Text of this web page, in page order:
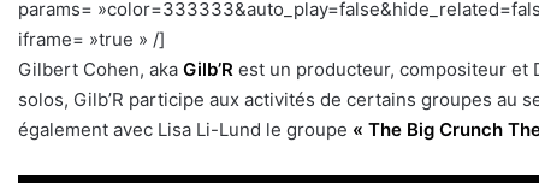
params=
iframe= »true » /]
Gilbert Cohen, aka Gilb’R est un producteur, compositeur et
solos, Gilb’R participe aux activités de certains groupes au
également avec Lisa Li-Lund le groupe « The Big Crunch